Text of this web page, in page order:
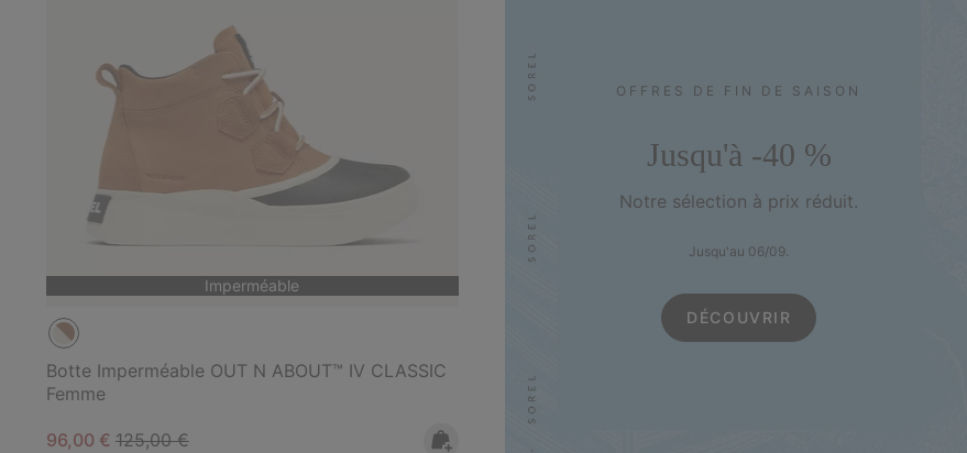
Imperméable
Botte Imperméable OUT N ABOUT™ IV CLASSIC
Femme
Sale price:
96,00 € Regular price:
125,00 €
OFFRES DE FIN DE SAISON
Jusqu'à -40 %
Notre sélection à prix réduit.
Jusqu'au 06/09.
DÉCOUVRIR